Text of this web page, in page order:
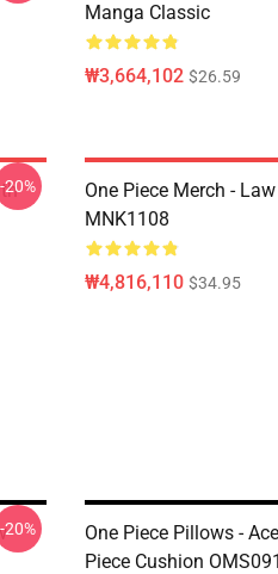
Manga Classic
₩3,664,102 $26.59
-20%
One Piece Merch -
MNK1108
₩4,816,110 $34.95
-20%
One Piece Pillows -
Piece Cushion